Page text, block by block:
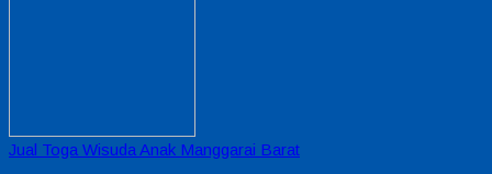
Jual Toga Wisuda Anak Manggarai Barat